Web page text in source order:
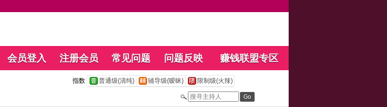
会员登入 注册会员 常见问题 问题反映 赚钱联盟专区
指数 普通级(清纯) 辅导级(暧昧) 限制级(火辣)